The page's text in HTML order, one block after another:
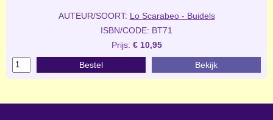
AUTEUR/SOORT: Lo Scarabeo - Buidels
ISBN/CODE: BT71
Prijs: € 10,95
Bestel Bekijk